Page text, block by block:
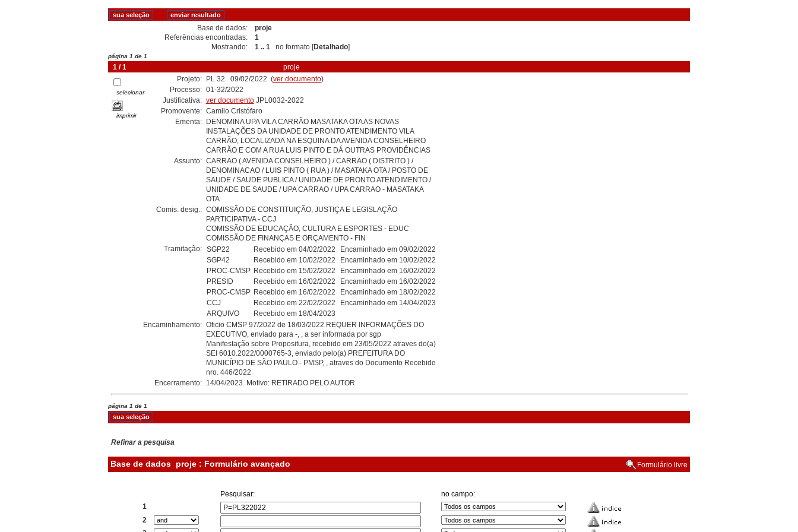
Base de dados:
proje
Referências encontradas:
1
Mostrando:
1 .. 1 no formato [Detalhado]
página 1 de 1
1 / 1 proje
selecionar
imprimir
Projeto: PL 32 09/02/2022 (ver documento)
Processo: 01-32/2022
Justificativa: ver documentoJPL0032-2022
Promovente: Camilo Cristófaro
Ementa:
DENOMINA UPA VILA CARRÃO MASATAKA OTA AS NOVAS
INSTALAÇÕES DA UNIDADE DE PRONTO ATENDIMENTO VILA
CARRÃO, LOCALIZADA NA ESQUINA DA AVENIDA CONSELHEIRO
CARRÃO E COM A RUA LUIS PINTO E DÁ OUTRAS PROVIDÊNCIAS
Assunto: CARRAO ( AVENIDA CONSELHEIRO ) / CARRAO ( DISTRITO ) /
DENOMINACAO / LUIS PINTO ( RUA ) / MASATAKA OTA / POSTO DE
SAUDE / SAUDE PUBLICA / UNIDADE DE PRONTO ATENDIMENTO /
UNIDADE DE SAUDE / UPA CARRAO / UPA CARRAO - MASATAKA
OTA
Comis. desig.: COMISSÃO DE CONSTITUIÇÃO, JUSTIÇA E LEGISLAÇÃO
PARTICIPATIVA - CCJ
COMISSÃO DE EDUCAÇÃO, CULTURA E ESPORTES - EDUC
COMISSÃO DE FINANÇAS E ORÇAMENTO - FIN
Tramitação:
SGP22 Recebido em 04/02/2022
Encaminhado em 09/02/2022
SGP42
Recebido em 10/02/2022
Encaminhado em 10/02/2022
PROC-CMSP Recebido em 15/02/2022
Encaminhado em 16/02/2022
PRESID
Recebido em 16/02/2022
Encaminhado em 16/02/2022
PROC-CMSP Recebido em 16/02/2022
Encaminhado em 18/02/2022
CCJ
Recebido em 22/02/2022
Encaminhado em 14/04/2023
ARQUIVO
Recebido em 18/04/2023
Encaminhamento: Oficio CMSP 97/2022 de 18/03/2022 REQUER INFORMAÇÕES DO
EXECUTIVO, enviado para -, , a ser informada por sgp
Manifestação sobre Propositura, recebido em 23/05/2022 atraves do(a)
SEI 6010.2022/0000765-3, enviado pelo(a) PREFEITURA DO
MUNICÍPIO DE SÃO PAULO - PMSP, , atraves do Documento Recebido
nro. 446/2022
Encerramento:
14/04/2023. Motivo: RETIRADO PELO AUTOR
página 1 de 1
Refinar a pesquisa
Base de dados proje : Formulário avançado Formulário livre
Pesquisar:
no campo:
1
2